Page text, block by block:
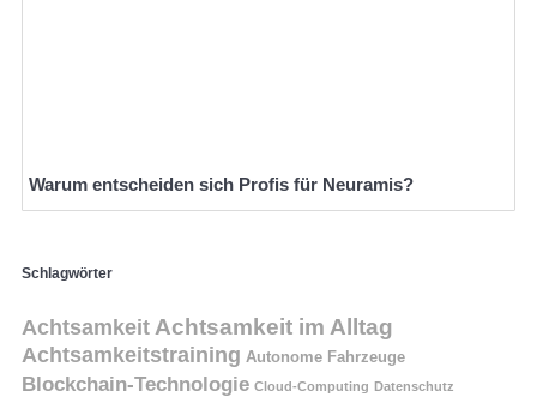
Warum entscheiden sich Profis für Neuramis?
Schlagwörter
Achtsamkeit Achtsamkeit im Alltag
Achtsamkeitstraining Autonome Fahrzeuge
Blockchain-Technologie Cloud-Computing Datenschutz